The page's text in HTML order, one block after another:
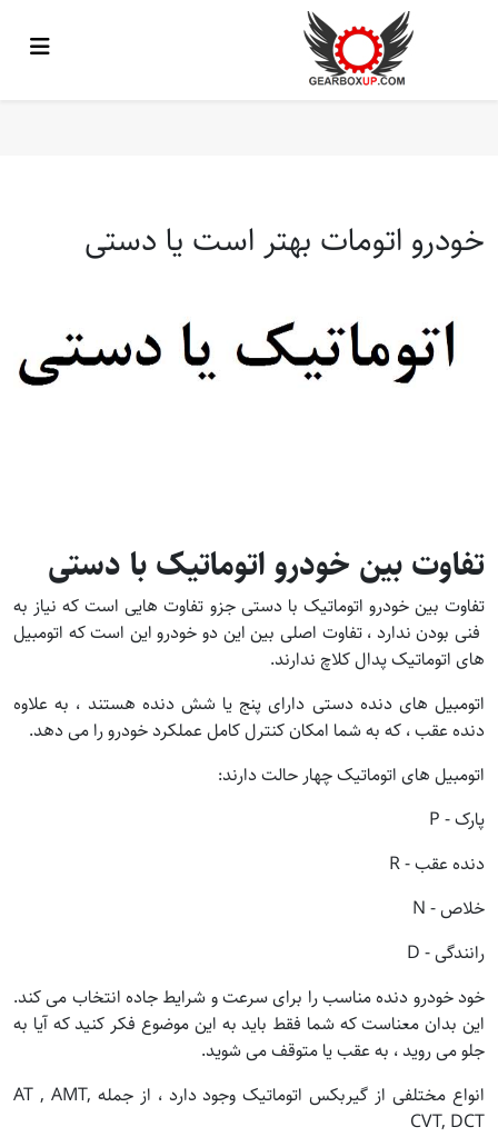
خودرو اتومات بهتر است یا دستی
تفاوت بین خودرو اتوماتیک با دستی
تفاوت بین خودرو اتوماتیک با دستی جزو تفاوت هایی است که نیاز به
فنی بودن ندارد ، تفاوت اصلی بین این دو خودرو این است که اتومبیل
های اتوماتیک پدال کلاچ ندارند.
اتومبیل های دنده دستی دارای پنج یا شش دنده هستند ، به علاوه
دنده عقب ، که به شما امکان کنترل کامل عملکرد خودرو را می دهد.
اتومبیل های اتوماتیک چهار حالت دارند:
پارک - P
دنده عقب - R
خلاص - N
رانندگی - D
خود خودرو دنده مناسب را برای سرعت و شرایط جاده انتخاب می کند.
این بدان معناست که شما فقط باید به این موضوع فکر کنید که آیا به
جلو می روید ، به عقب یا متوقف می شوید.
انواع مختلفی از گیربکس اتوماتیک وجود دارد ، از جمله AT , AMT,
CVT, DCT